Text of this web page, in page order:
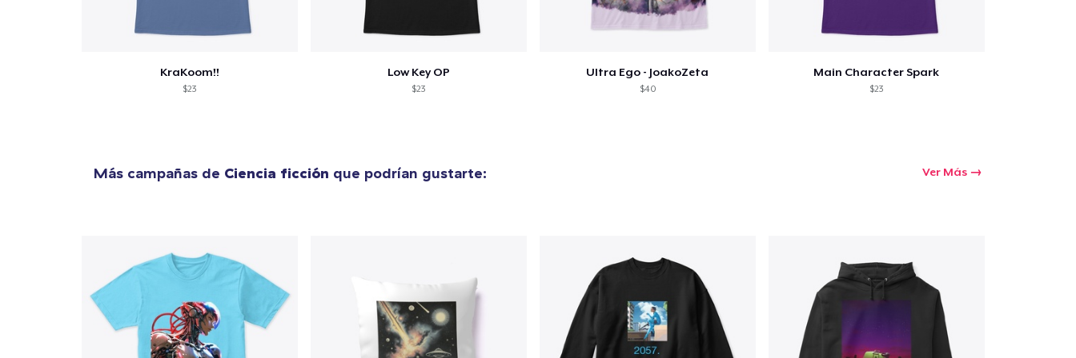
KraKoom!!
$23
Low Key OP
$23
Ultra Ego - JoakoZeta
$40
Main Character Spark
$23
Más campañas de Ciencia ficción que podrían gustarte: Ver Más